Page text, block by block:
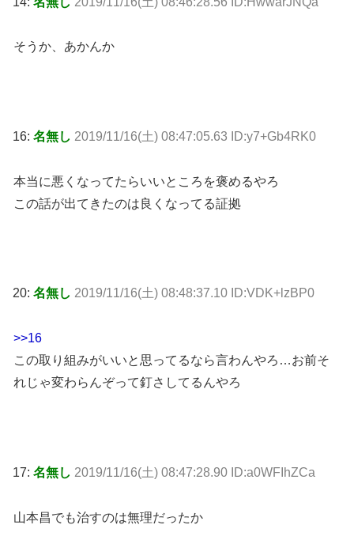
そうか、あかんか
16: 名無し 2019/11/16(土) 08:47:05.63 ID:y7+Gb4RK0
本当に悪くなってたらいいところを褒めるやろ
この話が出てきたのは良くなってる証拠
20: 名無し 2019/11/16(土) 08:48:37.10 ID:VDK+lzBP0
>>16
この取り組みがいいと思ってるなら言わんやろ…お前そ
れじゃ変わらんぞって釘さしてるんやろ
17: 名無し 2019/11/16(土) 08:47:28.90 ID:a0WFIhZCa
山本昌でも治すのは無理だったか